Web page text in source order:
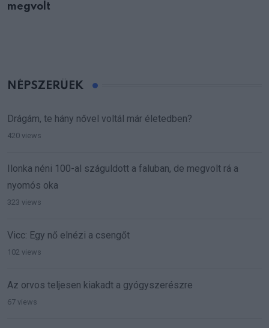
megvolt
NÉPSZERŰEK
Drágám, te hány nővel voltál már életedben?
420 views
Ilonka néni 100-al száguldott a faluban, de megvolt rá a
nyomós oka
323 views
Vicc: Egy nő elnézi a csengőt
102 views
Az orvos teljesen kiakadt a gyógyszerészre
67 views